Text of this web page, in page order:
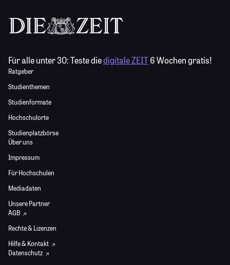
Für alle unter 30:Teste diedigitale ZEIT6 Wochen gratis!
Ratgeber
Studienthemen
Studienformate
Hochschulorte
Studienplatzbörse
Über uns
Impressum
Für Hochschulen
Mediadaten
Unsere Partner
AGB
Rechte & Lizenzen
Hilfe & Kontakt
Datenschutz